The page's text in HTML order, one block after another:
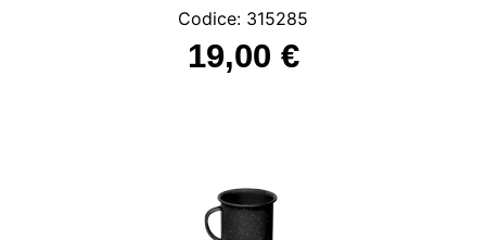
Codice: 315285
19,00 €